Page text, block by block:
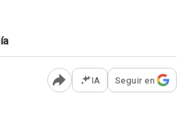
Abrir opciones para
IA Seguir en